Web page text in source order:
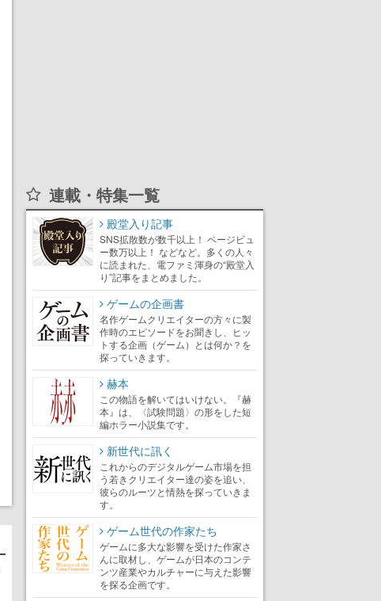
連載・特集一覧
殿堂入り記事
SNS拡散数が数千以上！ ページビュ
ー数万以上！ などなど。多くの人々
に読まれた、電ファミ渾身の“殿堂入
り”記事をまとめました。
ゲームの企画書
名作ゲームクリエイターの方々に製
作時のエピソードをお聞きし、ヒッ
トする企画（ゲーム）とは何か？を
探っていきます。
赫本
この物語を解いてはいけない。『赫
本』は、〈試験問題〉の形をした短
編ホラー小説集です。
新世代に訊く
これからのデジタルゲーム市場を担
う若きクリエイター達の姿を追い、
彼らのルーツと情熱を探っていきま
す。
ゲーム世代の作家たち
ゲームに多大な影響を受けた作家さ
んに取材し、ゲームが日本のコンテ
ンツ産業やカルチャーに与えた影響
を探る企画です。